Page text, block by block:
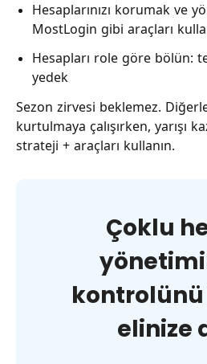
Hesaplarınızı korumak ve
MostLogin gibi araçları
Hesapları role göre bölün:
yedek
Sezon zirvesi beklemez.
kurtulmaya çalışırken, yarışı
strateji + araçları kullanın.
Çoklu
elinize